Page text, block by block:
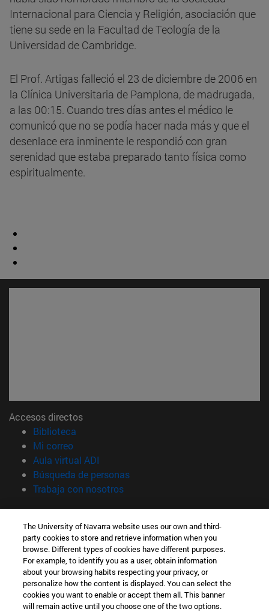
Internacional para Ciencia y Religión, asociación que
tiene su sede en la Facultad de Teología de la
Universidad de Cambridge.
El Prof. Artigas falleció el 23 de diciembre de 2006 en
la Clínica Universitaria de Pamplona, de madrugada,
a las 00:15. Cuando tres días antes el médico le
comunicó que no se podía hacer nada más y que el
desenlace era inminente le respondió con gran
serenidad que estaba preparado tanto física como
espiritualmente.
Accesos directos
Biblioteca
Mi correo(abre en nueva ventana)
Aula virtual ADI
Búsqueda de personas(abre en nueva ventana)
Trabaja con nosotros(abre en nueva ventana)
Información
TFNO +34 948 42 56 00
¿QUÉ GRADO TE INTERESA?
¿QUÉ MÁSTER TE INTERESA?
© Universidad de Navarra
Información legal
Accesibilidad
The University of Navarra website uses our own and third-
party cookies to store and retrieve information when you
browse. Different types of cookies have different purposes.
For example, to identify you as a user, obtain information
about your browsing habits respecting your privacy, or
personalize how the content is displayed. You can select the
cookies you want to enable or accept them all. This banner
will remain active until you choose one of the two options.